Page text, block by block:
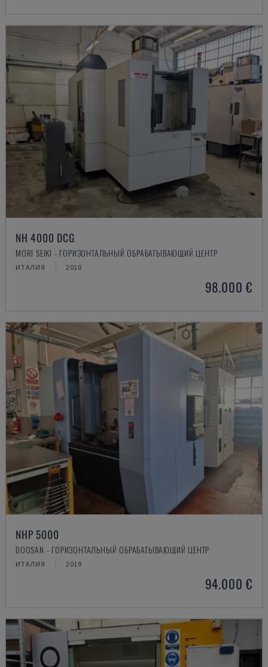
NH 4000 DCG
MORI SEIKI - ГОРИЗОНТАЛЬНЫЙ ОБРАБАТЫВАЮЩИЙ ЦЕНТР
ИТАЛИЯ 2010
98.000 €
NHP 5000
DOOSAN - ГОРИЗОНТАЛЬНЫЙ ОБРАБАТЫВАЮЩИЙ ЦЕНТР
ИТАЛИЯ 2019
94.000 €